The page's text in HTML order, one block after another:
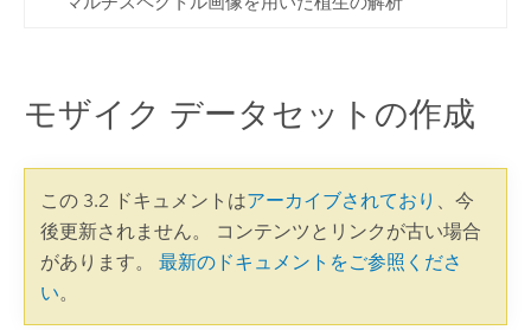
モザイク データセットの作成
この 3.2 ドキュメントはアーカイブされており
、今
後更新されません。 コンテンツとリンクが古い場合
があります。 最新のドキュメントをご参照くださ
い。